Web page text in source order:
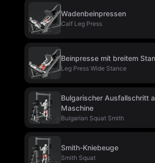
Wadenbeinpressen
Calf Leg Press
Beinpresse mit breitem
Leg Press Wide Stance
Bulgarischer Ausfallschritt
Maschine
Bulgarian Squat Smith
Smith-Kniebeuge
Smith Squat